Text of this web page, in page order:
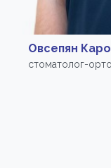
Овсепян
стоматолог-